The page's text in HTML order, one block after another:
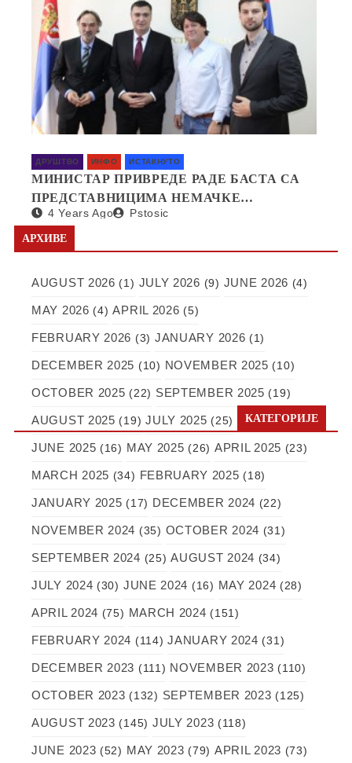
ДРУШТВО ИНФО ИСТАКНУТО
МИНИСТАР ПРИВРЕДЕ РАДЕ БАСТА СА
ПРЕДСТАВНИЦИМА НЕМАЧКЕ
КОМПАНИЈЕ SAPI О ОТВАРАЊУ
ФАБРИКЕ У СРБИЈИ
4 Years Ago Pstosic
АРХИВЕ
AUGUST 2026 (1) JULY 2026 (9) JUNE 2026 (4)
MAY 2026 (4) APRIL 2026 (5)
FEBRUARY 2026 (3) JANUARY 2026 (1)
DECEMBER 2025 (10) NOVEMBER 2025 (10)
OCTOBER 2025 (22) SEPTEMBER 2025 (19)
AUGUST 2025 (19) JULY 2025 (25)
JUNE 2025 (16) MAY 2025 (26) APRIL 2025 (23)
MARCH 2025 (34) FEBRUARY 2025 (18)
JANUARY 2025 (17) DECEMBER 2024 (22)
NOVEMBER 2024 (35) OCTOBER 2024 (31)
SEPTEMBER 2024 (25) AUGUST 2024 (34)
JULY 2024 (30) JUNE 2024 (16) MAY 2024 (28)
APRIL 2024 (75) MARCH 2024 (151)
FEBRUARY 2024 (114) JANUARY 2024 (31)
DECEMBER 2023 (111) NOVEMBER 2023 (110)
OCTOBER 2023 (132) SEPTEMBER 2023 (125)
AUGUST 2023 (145) JULY 2023 (118)
JUNE 2023 (52) MAY 2023 (79) APRIL 2023 (73)
КАТЕГОРИЈЕ